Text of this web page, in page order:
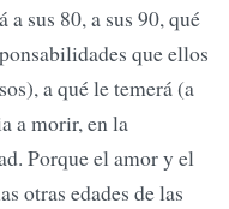
a sus 80, a sus 90, qué
que ellos
a qué le temerá (a
a morir, en la
Porque el amor y el
otras edades de las